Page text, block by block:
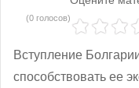
(0 голосов)
Вступление
способствовать ее